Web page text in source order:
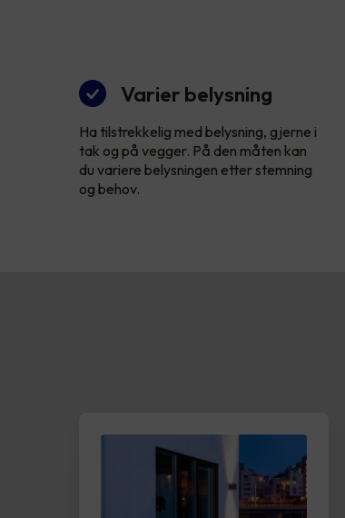
Varier belysning
Ha tilstrekkelig med belysning, gjerne i
tak og på vegger. På den måten kan
du variere belysningen etter stemning
og behov.